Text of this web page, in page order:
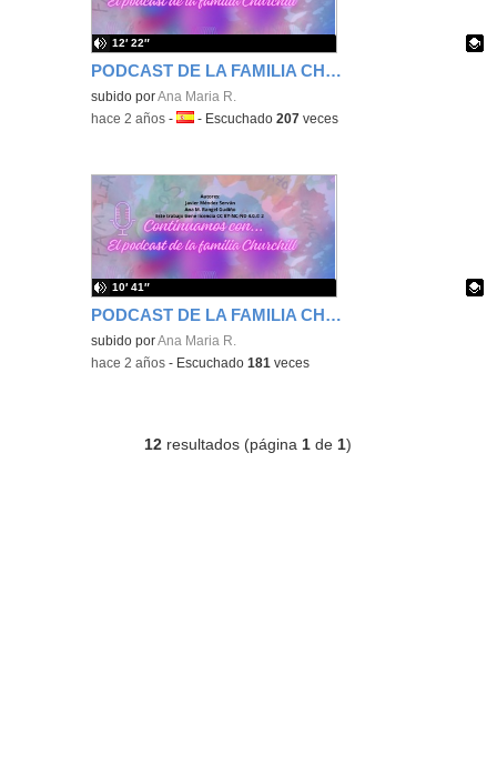
PODCAST DE LA FAMILIA CHURCHILL. EPISODIO4
Contenido educativo.
subido porAna Maria R.
12′ 22″
-hace 2 años -Idioma:
- Escuchado207 veces
PODCAST DE LA FAMILIA CHURCHILL
Contenido educativo.
subido porAna Maria R.
10′ 41″
-hace 2 años - Escuchado181 veces
12 resultados (página 1 de 1)